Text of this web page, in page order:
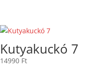
Kutyakuckó 7
14990 Ft